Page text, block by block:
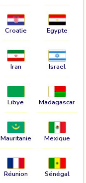
Croatie Egypte
Iran Israel
Libye Madagascar
Mauritanie Mexique
Réunion Sénégal